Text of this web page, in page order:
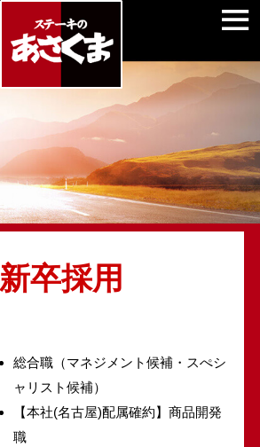
新卒採用
総合職（マネジメント候補・スぺシ
ャリスト候補）
【本社(名古屋)配属確約】商品開発
職